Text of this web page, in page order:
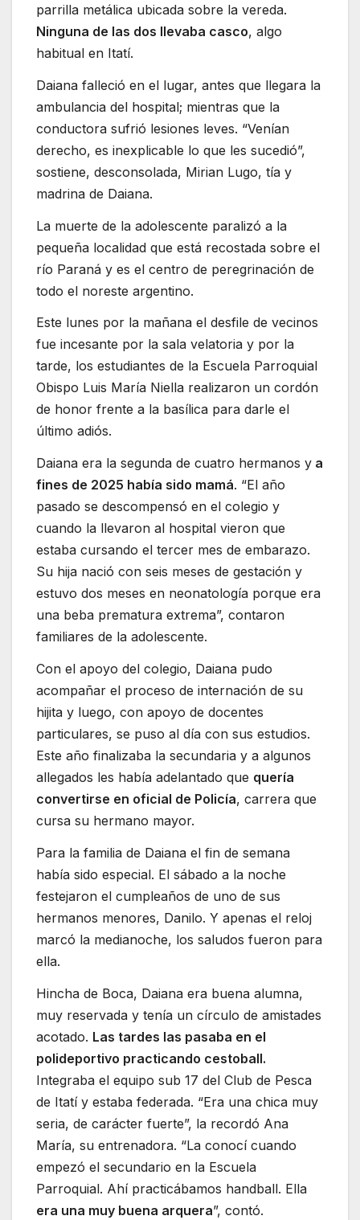
parrilla metálica ubicada sobre la vereda.
Ninguna de las dos llevaba casco, algo
habitual en Itatí.
Daiana falleció en el lugar, antes que llegara la
ambulancia del hospital; mientras que la
conductora sufrió lesiones leves. “Venían
derecho, es inexplicable lo que les sucedió”,
sostiene, desconsolada, Mirian Lugo, tía y
madrina de Daiana.
La muerte de la adolescente paralizó a la
pequeña localidad que está recostada sobre el
río Paraná y es el centro de peregrinación de
todo el noreste argentino.
Este lunes por la mañana el desfile de vecinos
fue incesante por la sala velatoria y por la
tarde, los estudiantes de la Escuela Parroquial
Obispo Luis María Niella realizaron un cordón
de honor frente a la basílica para darle el
último adiós.
Daiana era la segunda de cuatro hermanos y a
fines de 2025 había sido mamá. “El año
pasado se descompensó en el colegio y
cuando la llevaron al hospital vieron que
estaba cursando el tercer mes de embarazo.
Su hija nació con seis meses de gestación y
estuvo dos meses en neonatología porque era
una beba prematura extrema”, contaron
familiares de la adolescente.
Con el apoyo del colegio, Daiana pudo
acompañar el proceso de internación de su
hijita y luego, con apoyo de docentes
particulares, se puso al día con sus estudios.
Este año finalizaba la secundaria y a algunos
allegados les había adelantado que quería
convertirse en oficial de Policía, carrera que
cursa su hermano mayor.
Para la familia de Daiana el fin de semana
había sido especial. El sábado a la noche
festejaron el cumpleaños de uno de sus
hermanos menores, Danilo. Y apenas el reloj
marcó la medianoche, los saludos fueron para
ella.
Hincha de Boca, Daiana era buena alumna,
muy reservada y tenía un círculo de amistades
acotado. Las tardes las pasaba en el
polideportivo practicando cestoball.
Integraba el equipo sub 17 del Club de Pesca
de Itatí y estaba federada. “Era una chica muy
seria, de carácter fuerte”, la recordó Ana
María, su entrenadora. “La conocí cuando
empezó el secundario en la Escuela
Parroquial. Ahí practicábamos handball. Ella
era una muy buena arquera”, contó.